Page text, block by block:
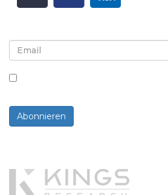
Abonnieren